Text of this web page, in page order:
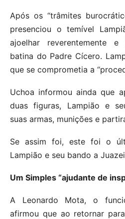
Após os “trâmites
presenciou o temível
ajoelhar reverentemente
batina do Padre Cícero.
que se comprometia a
Uchoa informou ainda que
duas figuras, Lampião e
suas armas, munições e
Se assim foi, este foi o
Lampião e seu bando a
Um Simples “ajudante de
A Leonardo Mota, o
afirmou que ao retornar